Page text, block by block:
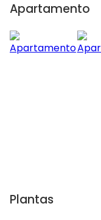
Apartamento
Plantas